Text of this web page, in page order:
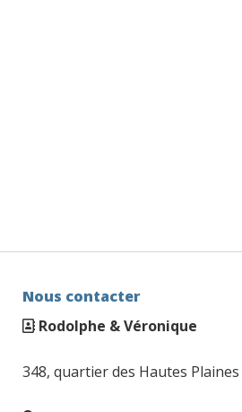
Nous contacter
Rodolphe & Véronique
348, quartier des Hautes Plaines